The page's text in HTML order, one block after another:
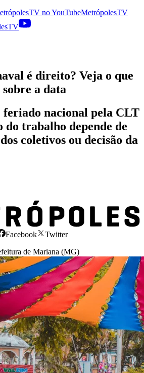
noYouTubeMetrópolesTV
é direito? Veja o que
a data
feriado nacional pela CLT
trabalho depende de
coletivos ou decisão da
Facebook
Twitter
de Mariana (MG)